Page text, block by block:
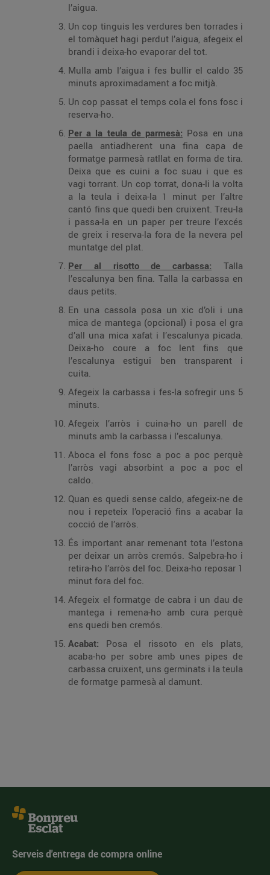
l’aigua.
Un cop tinguis les verdures ben torrades i
el tomàquet hagi perdut l’aigua, afegeix el
brandi i deixa-ho evaporar del tot.
Mulla amb l’aigua i fes bullir el caldo 35
minuts aproximadament a foc mitjà.
Un cop passat el temps cola el fons fosc i
reserva-ho.
Per a la teula de parmesà: Posa en una
paella antiadherent una fina capa de
formatge parmesà ratllat en forma de tira.
Deixa que es cuini a foc suau i que es
vagi torrant. Un cop torrat, dona-li la volta
a la teula i deixa-la 1 minut per l’altre
cantó fins que quedi ben cruixent. Treu-la
i passa-la en un paper per treure l’excés
de greix i reserva-la fora de la nevera pel
muntatge del plat.
Per al risotto de carbassa: Talla
l’escalunya ben fina. Talla la carbassa en
daus petits.
En una cassola posa un xic d’oli i una
mica de mantega (opcional) i posa el gra
d’all una mica xafat i l’escalunya picada.
Deixa-ho coure a foc lent fins que
l’escalunya estigui ben transparent i
cuita.
Afegeix la carbassa i fes-la sofregir uns 5
minuts.
Afegeix l’arròs i cuina-ho un parell de
minuts amb la carbassa i l’escalunya.
Aboca el fons fosc a poc a poc perquè
l’arròs vagi absorbint a poc a poc el
caldo.
Quan es quedi sense caldo, afegeix-ne de
nou i repeteix l’operació fins a acabar la
cocció de l’arròs.
És important anar remenant tota l’estona
per deixar un arròs cremós. Salpebra-ho i
retira-ho l’arròs del foc. Deixa-ho reposar 1
minut fora del foc.
Afegeix el formatge de cabra i un dau de
mantega i remena-ho amb cura perquè
ens quedi ben cremós.
Acabat: Posa el rissoto en els plats,
acaba-ho per sobre amb unes pipes de
carbassa cruixent, uns germinats i la teula
de formatge parmesà al damunt.
Serveis d'entrega de compra online